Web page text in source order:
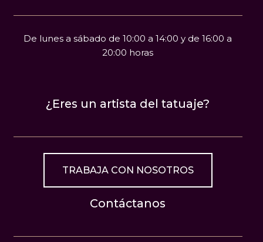
De lunes a sábado de 10:00 a 14:00 y de 16:00 a
20:00 horas
¿Eres un artista del tatuaje?
TRABAJA CON NOSOTROS
Contáctanos